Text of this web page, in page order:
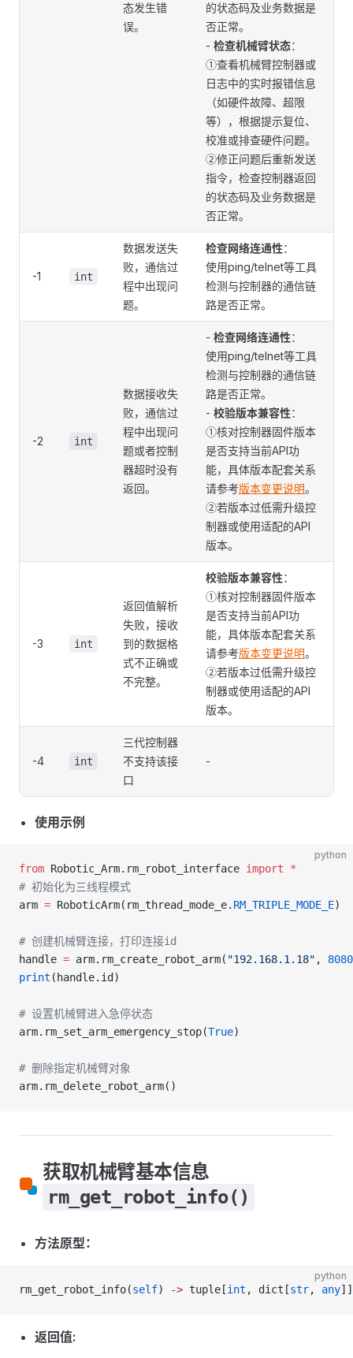
态发生错
误。
的状态码及业务数据是
否正常。
- 检查机械臂状态：
①查看机械臂控制器或
日志中的实时报错信息
（如硬件故障、超限
等），根据提示复位、
校准或排查硬件问题。
②修正问题后重新发送
指令，检查控制器返回
的状态码及业务数据是
否正常。
-1 int
数据发送失
败，通信过
程中出现问
题。
检查网络连通性：
使用ping/telnet等工具
检测与控制器的通信链
路是否正常。
-2 int
数据接收失
败，通信过
程中出现问
题或者控制
器超时没有
返回。
- 检查网络连通性：
使用ping/telnet等工具
检测与控制器的通信链
路是否正常。
- 校验版本兼容性：
①核对控制器固件版本
是否支持当前API功
能，具体版本配套关系
请参考版本变更说明。
②若版本过低需升级控
制器或使用适配的API
版本。
-3 int
返回值解析
失败，接收
到的数据格
式不正确或
不完整。
校验版本兼容性：
①核对控制器固件版本
是否支持当前API功
能，具体版本配套关系
请参考版本变更说明。
②若版本过低需升级控
制器或使用适配的API
版本。
-4 int
三代控制器
不支持该接
口
-
使用示例
python
from Robotic_Arm.rm_robot_interface import *
# 初始化为三线程模式
arm = RoboticArm(rm_thread_mode_e. RM_TRIPLE_MODE_E)
# 创建机械臂连接，打印连接id
handle = arm.rm_create_robot_arm( "192.168.1.18" , 8080
print (handle.id)
# 设置机械臂进入急停状态
arm.rm_set_arm_emergency_stop(True)
# 删除指定机械臂对象
arm.rm_delete_robot_arm()
获取机械臂基本信息
rm_get_robot_info()
方法原型：
python
rm_get_robot_info(self) -> tuple[int , dict[str, any
返回值: